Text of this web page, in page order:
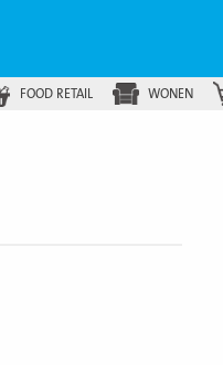
FOOD RETAIL WONEN